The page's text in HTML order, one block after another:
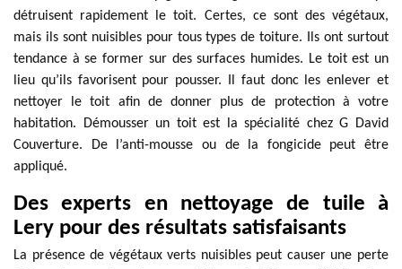
détruisent rapidement le toit. Certes, ce sont des végétaux,
mais ils sont nuisibles pour tous types de toiture. Ils ont surtout
tendance à se former sur des surfaces humides. Le toit est un
lieu qu’ils favorisent pour pousser. Il faut donc les enlever et
nettoyer le toit afin de donner plus de protection à votre
habitation. Démousser un toit est la spécialité chez G David
Couverture. De l’anti-mousse ou de la fongicide peut être
appliqué.
Des experts en nettoyage de tuile à
Lery pour des résultats satisfaisants
La présence de végétaux verts nuisibles peut causer une perte